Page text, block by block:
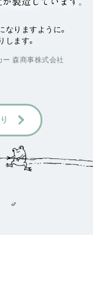
りますように。
ます。
ー 森商事株式会社